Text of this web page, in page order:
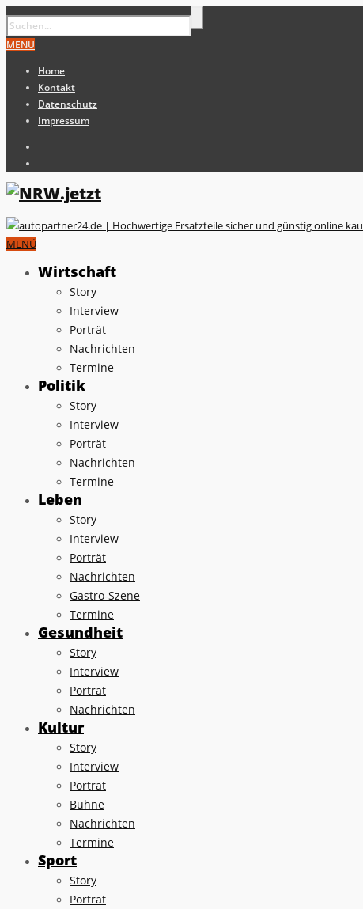
MENÜ
Home
Kontakt
Datenschutz
Impressum
MENÜ
Wirtschaft
Story
Interview
Porträt
Nachrichten
Termine
Politik
Story
Interview
Porträt
Nachrichten
Termine
Leben
Story
Interview
Porträt
Nachrichten
Gastro-Szene
Termine
Gesundheit
Story
Interview
Porträt
Nachrichten
Kultur
Story
Interview
Porträt
Bühne
Nachrichten
Termine
Sport
Story
Porträt